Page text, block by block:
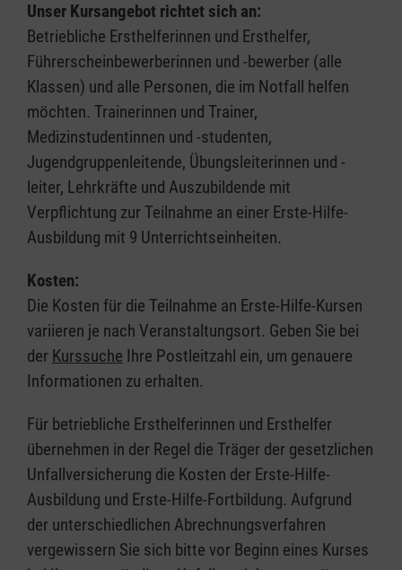
Unser Kursangebot richtet sich an:
Betriebliche Ersthelferinnen und Ersthelfer,
Führerscheinbewerberinnen und -bewerber (alle
Klassen) und alle Personen, die im Notfall helfen
möchten. Trainerinnen und Trainer,
Medizinstudentinnen und -studenten,
Jugendgruppenleitende, Übungsleiterinnen und -
leiter, Lehrkräfte und Auszubildende mit
Verpflichtung zur Teilnahme an einer Erste-Hilfe-
Ausbildung mit 9 Unterrichtseinheiten.
Kosten:
Die Kosten für die Teilnahme an Erste-Hilfe-Kursen
variieren je nach Veranstaltungsort. Geben Sie bei
der Kurssuche Ihre Postleitzahl ein, um genauere
Informationen zu erhalten.
Für betriebliche Ersthelferinnen und Ersthelfer
übernehmen in der Regel die Träger der gesetzlichen
Unfallversicherung die Kosten der Erste-Hilfe-
Ausbildung und Erste-Hilfe-Fortbildung. Aufgrund
der unterschiedlichen Abrechnungsverfahren
vergewissern Sie sich bitte vor Beginn eines Kurses